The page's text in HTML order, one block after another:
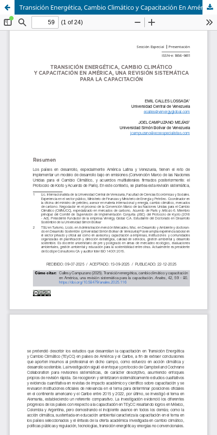
Transición Energética, Cambio Climático y Capacitación En América, Una Revisión Sistemática Para La Capacitación.